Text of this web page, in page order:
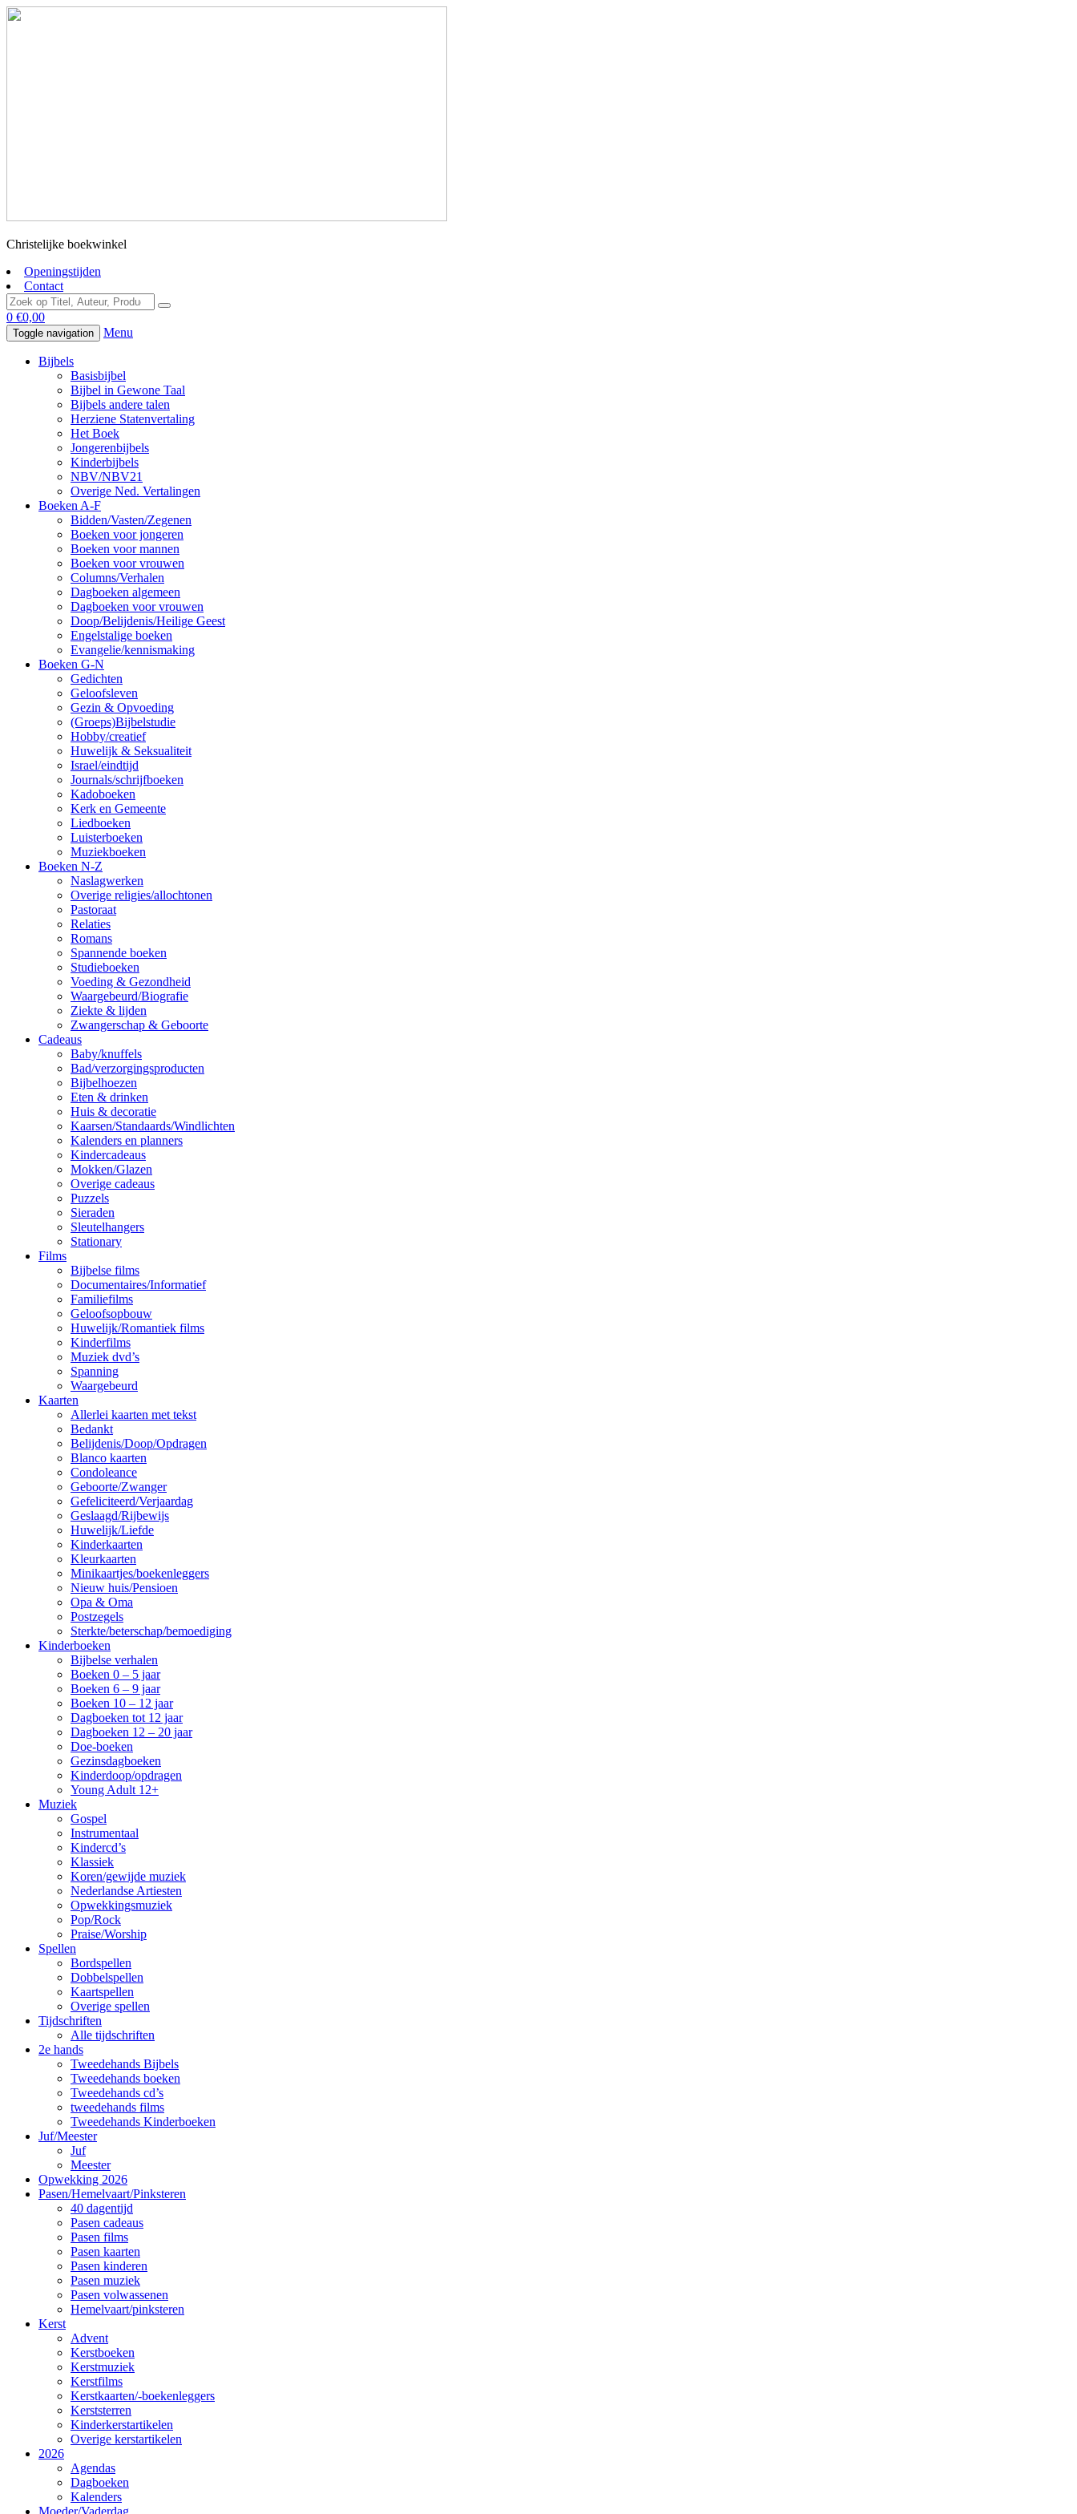
Christelijke boekwinkel
Openingstijden
Contact
0 €0,00
Toggle navigation Menu
Bijbels
Basisbijbel
Bijbel in Gewone Taal
Bijbels andere talen
Herziene Statenvertaling
Het Boek
Jongerenbijbels
Kinderbijbels
NBV/NBV21
Overige Ned. Vertalingen
Boeken A-F
Bidden/Vasten/Zegenen
Boeken voor jongeren
Boeken voor mannen
Boeken voor vrouwen
Columns/Verhalen
Dagboeken algemeen
Dagboeken voor vrouwen
Doop/Belijdenis/Heilige Geest
Engelstalige boeken
Evangelie/kennismaking
Boeken G-N
Gedichten
Geloofsleven
Gezin & Opvoeding
(Groeps)Bijbelstudie
Hobby/creatief
Huwelijk & Seksualiteit
Israel/eindtijd
Journals/schrijfboeken
Kadoboeken
Kerk en Gemeente
Liedboeken
Luisterboeken
Muziekboeken
Boeken N-Z
Naslagwerken
Overige religies/allochtonen
Pastoraat
Relaties
Romans
Spannende boeken
Studieboeken
Voeding & Gezondheid
Waargebeurd/Biografie
Ziekte & lijden
Zwangerschap & Geboorte
Cadeaus
Baby/knuffels
Bad/verzorgingsproducten
Bijbelhoezen
Eten & drinken
Huis & decoratie
Kaarsen/Standaards/Windlichten
Kalenders en planners
Kindercadeaus
Mokken/Glazen
Overige cadeaus
Puzzels
Sieraden
Sleutelhangers
Stationary
Films
Bijbelse films
Documentaires/Informatief
Familiefilms
Geloofsopbouw
Huwelijk/Romantiek films
Kinderfilms
Muziek dvd’s
Spanning
Waargebeurd
Kaarten
Allerlei kaarten met tekst
Bedankt
Belijdenis/Doop/Opdragen
Blanco kaarten
Condoleance
Geboorte/Zwanger
Gefeliciteerd/Verjaardag
Geslaagd/Rijbewijs
Huwelijk/Liefde
Kinderkaarten
Kleurkaarten
Minikaartjes/boekenleggers
Nieuw huis/Pensioen
Opa & Oma
Postzegels
Sterkte/beterschap/bemoediging
Kinderboeken
Bijbelse verhalen
Boeken 0 – 5 jaar
Boeken 6 – 9 jaar
Boeken 10 – 12 jaar
Dagboeken tot 12 jaar
Dagboeken 12 – 20 jaar
Doe-boeken
Gezinsdagboeken
Kinderdoop/opdragen
Young Adult 12+
Muziek
Gospel
Instrumentaal
Kindercd’s
Klassiek
Koren/gewijde muziek
Nederlandse Artiesten
Opwekkingsmuziek
Pop/Rock
Praise/Worship
Spellen
Bordspellen
Dobbelspellen
Kaartspellen
Overige spellen
Tijdschriften
Alle tijdschriften
2e hands
Tweedehands Bijbels
Tweedehands boeken
Tweedehands cd’s
tweedehands films
Tweedehands Kinderboeken
Juf/Meester
Juf
Meester
Opwekking 2026
Pasen/Hemelvaart/Pinksteren
40 dagentijd
Pasen cadeaus
Pasen films
Pasen kaarten
Pasen kinderen
Pasen muziek
Pasen volwassenen
Hemelvaart/pinksteren
Kerst
Advent
Kerstboeken
Kerstmuziek
Kerstfilms
Kerstkaarten/-boekenleggers
Kerststerren
Kinderkerstartikelen
Overige kerstartikelen
2026
Agendas
Dagboeken
Kalenders
Moeder/Vaderdag